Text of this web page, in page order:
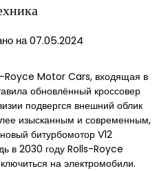
на 07.05.2024
Royce Motor Cars, входящая в
обновлённый кроссовер
подвергся внешний облик
изысканным и современным,
битурбомотор V12
в 2030 году Rolls-Royce
на электромобили.